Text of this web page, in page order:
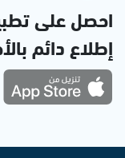
احصل على
إطلاع دائم